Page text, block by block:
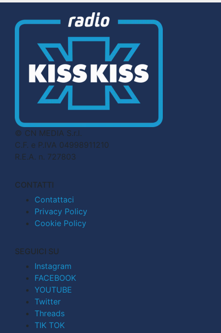
© CN MEDIA S.r.l.
C.F. e P.IVA 04998911210
R.E.A. n. 727803
CONTATTI
Contattaci
Privacy Policy
Cookie Policy
SEGUICI SU
Instagram
FACEBOOK
YOUTUBE
Twitter
Threads
TIK TOK